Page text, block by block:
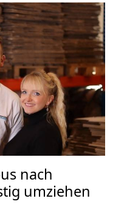
nach
umziehen